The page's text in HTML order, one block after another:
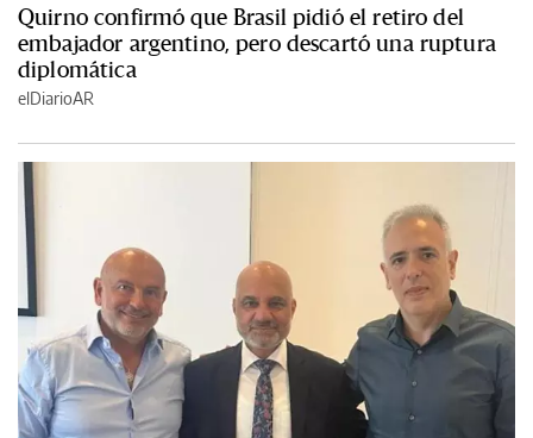
Quirno confirmó que Brasil pidió el retiro del
embajador argentino, pero descartó una ruptura
diplomática
elDiarioAR